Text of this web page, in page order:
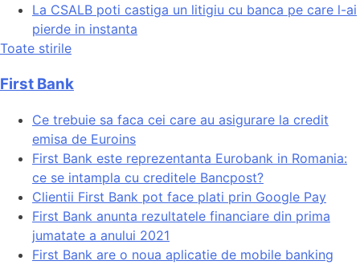
La CSALB poti castiga un litigiu cu banca pe care l-ai
pierde in instanta
Toate stirile
First Bank
Ce trebuie sa faca cei care au asigurare la credit
emisa de Euroins
First Bank este reprezentanta Eurobank in Romania:
ce se intampla cu creditele Bancpost?
Clientii First Bank pot face plati prin Google Pay
First Bank anunta rezultatele financiare din prima
jumatate a anului 2021
First Bank are o noua aplicatie de mobile banking